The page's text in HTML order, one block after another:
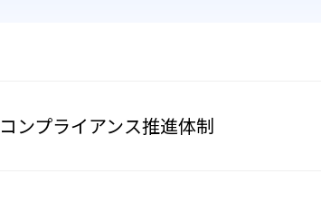
コンプライアンス推進体制